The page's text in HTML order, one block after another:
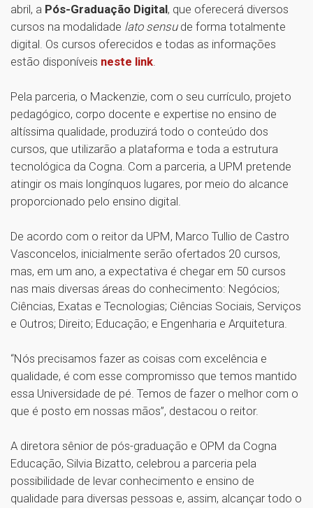
abril, a Pós-Graduação Digital, que oferecerá diversos
cursos na modalidade lato sensude forma totalmente
digital. Os cursos oferecidos e todas as informações
estão disponíveis neste link.
Pela parceria, o Mackenzie, com o seu currículo, projeto
pedagógico, corpo docente e expertise no ensino de
altíssima qualidade, produzirá todo o conteúdo dos
cursos, que utilizarão a plataforma e toda a estrutura
tecnológica da Cogna. Com a parceria, a UPM pretende
atingir os mais longínquos lugares, por meio do alcance
proporcionado pelo ensino digital.
De acordo com o reitor da UPM, Marco Tullio de Castro
Vasconcelos, inicialmente serão ofertados 20 cursos,
mas, em um ano, a expectativa é chegar em 50 cursos
nas mais diversas áreas do conhecimento: Negócios;
Ciências, Exatas e Tecnologias; Ciências Sociais, Serviços
e Outros; Direito; Educação; e Engenharia e Arquitetura.
“Nós precisamos fazer as coisas com excelência e
qualidade, é com esse compromisso que temos mantido
essa Universidade de pé. Temos de fazer o melhor com o
que é posto em nossas mãos”, destacou o reitor.
A diretora sênior de pós-graduação e OPM da Cogna
Educação, Silvia Bizatto, celebrou a parceria pela
possibilidade de levar conhecimento e ensino de
qualidade para diversas pessoas e, assim, alcançar todo o